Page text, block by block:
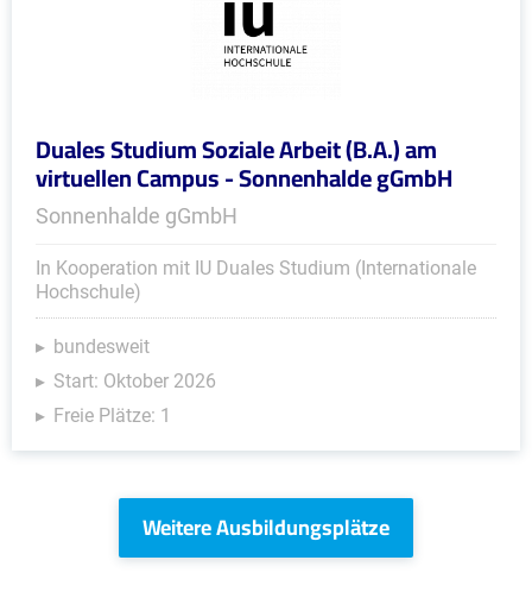
Duales Studium Soziale Arbeit (B.A.) am
virtuellen Campus - Sonnenhalde gGmbH
Sonnenhalde gGmbH
In Kooperation mit IU Duales Studium (Internationale
Hochschule)
bundesweit
Start: Oktober 2026
Freie Plätze: 1
Weitere Ausbildungsplätze